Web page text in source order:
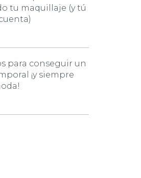
tu maquillaje (y tú
para conseguir un
¡y siempre